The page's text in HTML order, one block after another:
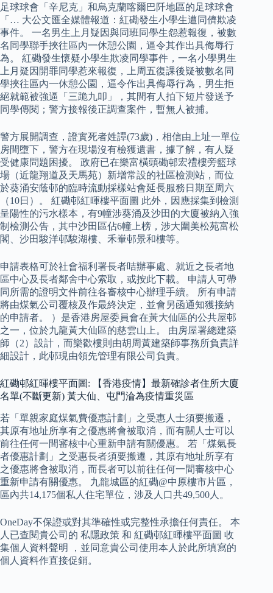
足球球會「辛尼克」和烏克蘭喀爾巴阡地區的足球球會
「… 大公文匯全媒體報道：紅磡發生小學生遭同儕欺凌
事件。 一名男生上月疑因與同班同學生怨惹報復，被數
名同學聯手挾往區內一休憩公園，逼令其作出具侮辱行
為。 紅磡發生懷疑小學生欺凌同學事件，一名小學男生
上月疑因開罪同學惹來報復，上周五復課後疑被數名同
學挾往區內一休憩公園，逼令作出具侮辱行為，男生拒
絕就範被強逼「三跪九叩」，其間有人拍下短片發送予
同學傳閱；警方接報後正調查案件，暫無人被捕。
警方展開調查，證實死者姓譚(73歲)，相信由上址一單位
房間墮下，警方在現場沒有檢獲遺書，據了解，有人疑
受健康問題困擾。 政府已在樂富橫頭磡邨宏禮樓旁籃球
場（近龍翔道及天馬苑）新增常設的社區檢測站，而位
於葵涌安蔭邨的臨時流動採樣站會延長服務日期至周六
（10日）。 紅磡邨紅暉樓平面圖 此外，因應採集到檢測
呈陽性的污水樣本，有9幢涉葵涌及沙田的大廈被納入強
制檢測公告，其中沙田區佔6幢上榜，涉大圍美松苑富松
閣、沙田駿洋邨駿湖樓、禾輋邨景和樓等。
申請表格可於社會福利署長者咭辦事處、就近之長者地
區中心及長者鄰舍中心索取，或按此下載。 申請人可帶
同所需的證明文件前往各審核中心辦理手續。 所有申請
將由煤氣公司覆核及作最終決定，並會另函通知獲接納
的申請者。 ）是香港房屋委員會在黃大仙區的公共屋邨
之一，位於九龍黃大仙區的慈雲山上。 由房屋署總建築
師（2）設計，而樂歡樓則由胡周黃建築師事務所負責詳
細設計，此邨現由領先管理有限公司負責。
紅磡邨紅暉樓平面圖: 【香港疫情】最新確診者住所大廈
名單(不斷更新) 黃大仙、屯門淪為疫情重災區
若「單親家庭煤氣費優惠計劃」之受惠人士須要搬遷，
其原有地址所享有之優惠將會被取消，而有關人士可以
前往任何一間審核中心重新申請有關優惠。 若「煤氣長
者優惠計劃」之受惠長者須要搬遷，其原有地址所享有
之優惠將會被取消，而長者可以前往任何一間審核中心
重新申請有關優惠。 九龍城區的紅磡@中原樓市片區，
區內共14,175個私人住宅單位，涉及人口共49,500人。
OneDay不保證或對其準確性或完整性承擔任何責任。 本
人已查閱貴公司的 私隱政策 和 紅磡邨紅暉樓平面圖 收
集個人資料聲明 ，並同意貴公司使用本人於此所填寫的
個人資料作直接促銷。